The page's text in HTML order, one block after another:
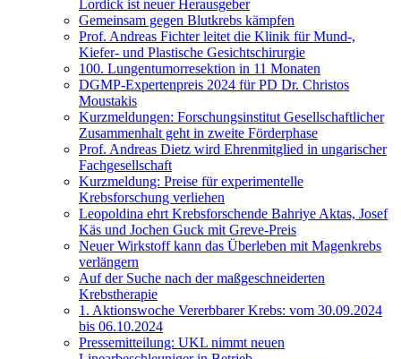
Lordick ist neuer Herausgeber
Gemeinsam gegen Blutkrebs kämpfen
Prof. Andreas Fichter leitet die Klinik für Mund-,
Kiefer- und Plastische Gesichtschirurgie
100. Lungentumorresektion in 11 Monaten
DGMP-Expertenpreis 2024 für PD Dr. Christos
Moustakis
Kurzmeldungen: Forschungsinstitut Gesellschaftlicher
Zusammenhalt geht in zweite Förderphase
Prof. Andreas Dietz wird Ehrenmitglied in ungarischer
Fachgesellschaft
Kurzmeldung: Preise für experimentelle
Krebsforschung verliehen
Leopoldina ehrt Krebsforschende Bahriye Aktas, Josef
Käs und Jochen Guck mit Greve-Preis
Neuer Wirkstoff kann das Überleben mit Magenkrebs
verlängern
Auf der Suche nach der maßgeschneiderten
Krebstherapie
1. Aktionswoche Vererbbarer Krebs: vom 30.09.2024
bis 06.10.2024
Pressemitteilung: UKL nimmt neuen